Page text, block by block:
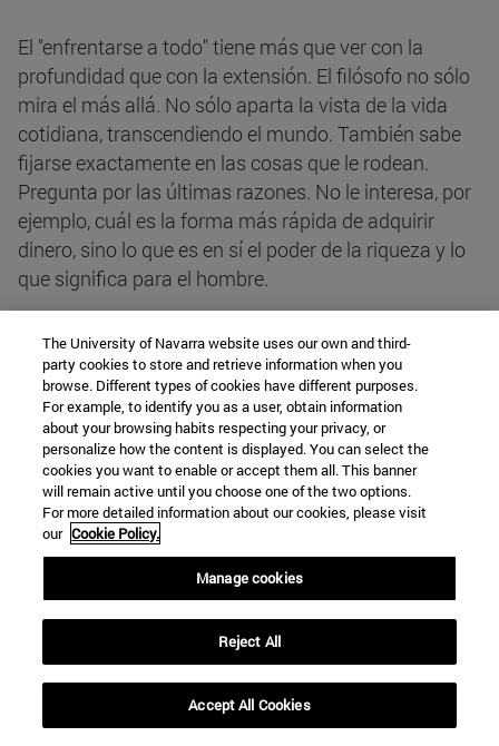
El "enfrentarse a todo" tiene más que ver con la
profundidad que con la extensión. El filósofo no sólo
mira el más allá. No sólo aparta la vista de la vida
cotidiana, transcendiendo el mundo. También sabe
fijarse exactamente en las cosas que le rodean.
Pregunta por las últimas razones. No le interesa, por
ejemplo, cuál es la forma más rápida de adquirir
dinero, sino lo que es en sí el poder de la riqueza y lo
que significa para el hombre.
Quien quiera tener una visión de "toda la realidad",
pronto se da cuenta de que eso es apenas posible. El
mundo es mucho mayor que nuestra capacidad de
comprensión. El acto filosófico no consiste, en primer
término, en "pensar mucho", sino en contemplar la
realidad, escuchar con atención, en callar: "escuchar
tan plenamente que ese silencio atento no sea
perturbado o interrumpido por nada, ni siquiera por
. (La naturaleza de la pregunta
encierra una determinada orientación de la
respuesta, y eso significa una limitación. Pieper habla
de la "franqueza ilimitada" con la que se debe
escuchar al mundo. El filósofo considera el mundo
"bajo cualquier aspecto concebible", y no sólo bajo
The University of Navarra website uses our own and third-
party cookies to store and retrieve information when you
browse. Different types of cookies have different purposes.
For example, to identify you as a user, obtain information
about your browsing habits respecting your privacy, or
personalize how the content is displayed. You can select the
cookies you want to enable or accept them all. This banner
will remain active until you choose one of the two options.
For more detailed information about our cookies, please visit
our Cookie Policy.
Manage cookies
Reject All
Accept All Cookies